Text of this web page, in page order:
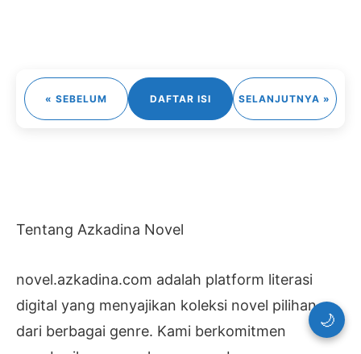
« SEBELUM DAFTAR ISI SELANJUTNYA »
Tentang Azkadina Novel
novel.azkadina.com adalah platform literasi
digital yang menyajikan koleksi novel pilihan
dari berbagai genre. Kami berkomitmen
🌙